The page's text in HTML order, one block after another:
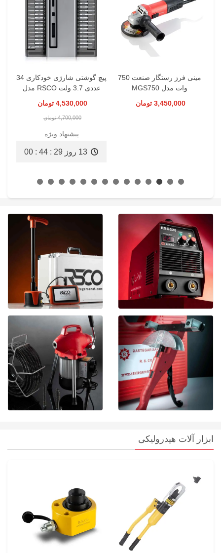
مینی فرز رستگار صنعت 750
وات مدل MGS750
3,450,000 تومان
پیچ گوشتی شارژی خودکاری 34
عددی 3.7 ولت RSCO مدل
4,530,000 تومان
4,700,000 تومان
پیشنهاد ویژه
13 روز 00 : 44 : 27
ابزار آلات هیدرولیکی